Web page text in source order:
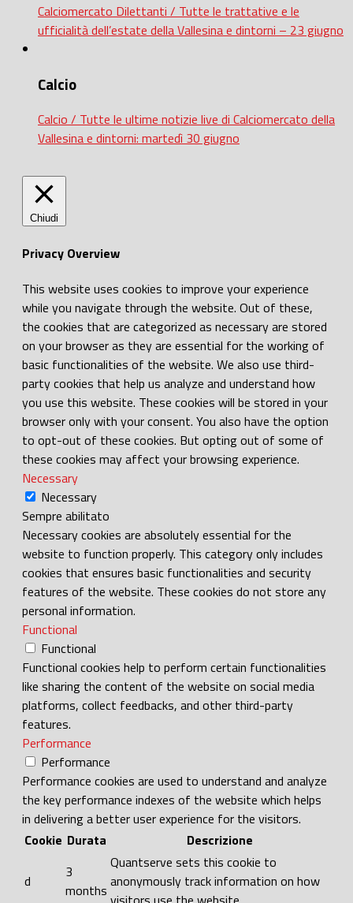
Calciomercato Dilettanti / Tutte le trattative e le
ufficialità dell’estate della Vallesina e dintorni – 23 giugno
Calcio
Calcio / Tutte le ultime notizie live di Calciomercato della
Vallesina e dintorni: martedì 30 giugno
Chiudi
Privacy Overview
This website uses cookies to improve your experience
while you navigate through the website. Out of these,
the cookies that are categorized as necessary are stored
on your browser as they are essential for the working of
basic functionalities of the website. We also use third-
party cookies that help us analyze and understand how
you use this website. These cookies will be stored in your
browser only with your consent. You also have the option
to opt-out of these cookies. But opting out of some of
these cookies may affect your browsing experience.
Necessary
Necessary
Sempre abilitato
Necessary cookies are absolutely essential for the
website to function properly. This category only includes
cookies that ensures basic functionalities and security
features of the website. These cookies do not store any
personal information.
Functional
Functional
Functional cookies help to perform certain functionalities
like sharing the content of the website on social media
platforms, collect feedbacks, and other third-party
features.
Performance
Performance
Performance cookies are used to understand and analyze
the key performance indexes of the website which helps
in delivering a better user experience for the visitors.
Cookie Durata Descrizione
d
3
months
Quantserve sets this cookie to
anonymously track information on how